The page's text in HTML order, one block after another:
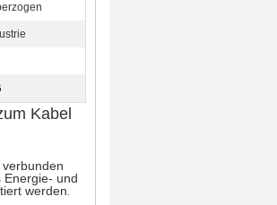
Kabel
Energie- und
werden